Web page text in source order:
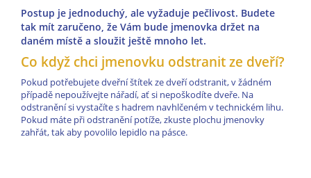
Postup je jednoduchý, ale vyžaduje pečlivost. Budete
tak mít zaručeno, že Vám bude jmenovka držet na
daném místě a sloužit ještě mnoho let.
Co když chci jmenovku odstranit ze dveří?
Pokud potřebujete dveřní štítek ze dveří odstranit, v žádném
případě nepoužívejte nářadí, ať si nepoškodíte dveře. Na
odstranění si vystačíte s hadrem navhlčeném v technickém lihu.
Pokud máte při odstranění potíže, zkuste plochu jmenovky
zahřát, tak aby povolilo lepidlo na pásce.